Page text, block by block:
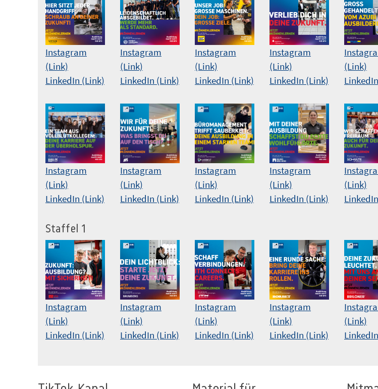
Instagram
(Link)
LinkedIn (Link)
Instagram
(Link)
LinkedIn (Link)
Instagram
(Link)
LinkedIn (Link)
Instagram
(Link)
LinkedIn (Link)
(Link)
Instagram
(Link)
LinkedIn (Link)
Instagram
(Link)
LinkedIn (Link)
Instagram
(Link)
LinkedIn (Link)
Instagram
(Link)
LinkedIn (Link)
(Link)
Staffel 1
Instagram
(Link)
LinkedIn (Link)
Instagram
(Link)
LinkedIn (Link)
Instagram
(Link)
LinkedIn (Link)
Instagram
(Link)
LinkedIn (Link)
(Link)